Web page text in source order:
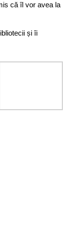
că îl vor avea la
și îi